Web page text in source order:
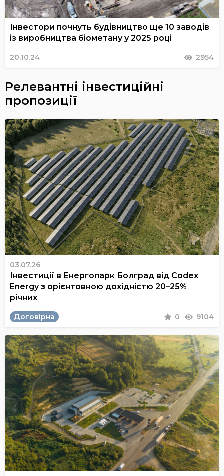
Інвестори почнуть будівництво ще 10 заводів
із виробництва біометану у 2025 році
20.10.24 2954
Релевантні інвестиційні
пропозиції
03.07.26
Інвестиції в Енергопарк Болград від Codex
Energy з орієнтовною дохідністю 20–25%
річних
Договірна 0 9104